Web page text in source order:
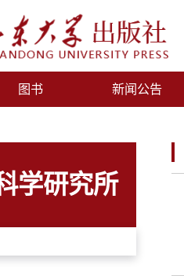
图书 新闻公告
学研究所